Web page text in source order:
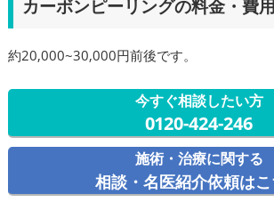
カーボンピーリングの料金・費用
約20,000~30,000円前後です。
今すぐ相談したい方
0120-424-246
施術・治療に関する
相談・名医紹介依頼はこ